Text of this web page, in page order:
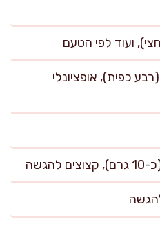
כפית), אופציונלי